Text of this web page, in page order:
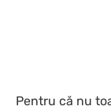
Pentru că nu